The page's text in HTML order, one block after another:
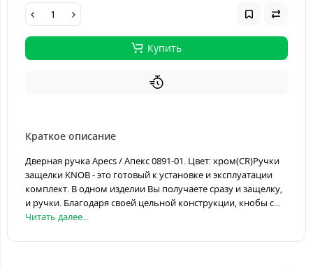
Купить
Краткое описание
Дверная ручка Apecs / Апекс 0891-01. Цвет: хром(CR)Ручки
защелки KNOB - это готовый к установке и эксплуатации
комплект. В одном изделии Вы получаете сразу и защелку,
и ручки. Благодаря своей цельной конструкции, кнобы с...
Читать далее...